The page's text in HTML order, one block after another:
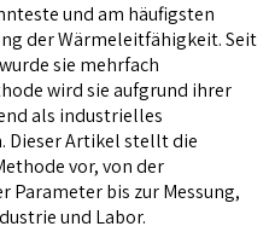
und am häufigsten
der Wärmeleitfähigkeit. Seit
sie mehrfach
wird sie aufgrund ihrer
als industrielles
Dieser Artikel stellt die
vor, von der
Parameter bis zur Messung,
und Labor.